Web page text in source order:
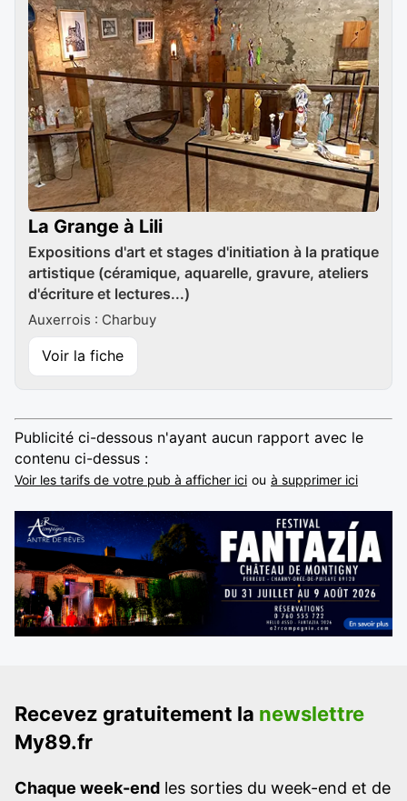
La Grange à Lili
Expositions d'art et stages d'initiation à la pratique
artistique (céramique, aquarelle, gravure, ateliers
d'écriture et lectures...)
Auxerrois : Charbuy
Voir la fiche
Publicité ci-dessous n'ayant aucun rapport avec le
contenu ci-dessus :
Voir les tarifs de votre pub à afficher ici ou à supprimer ici
Recevez gratuitement la newslettre
My89.fr
Chaque week-end les sorties du week-end et de